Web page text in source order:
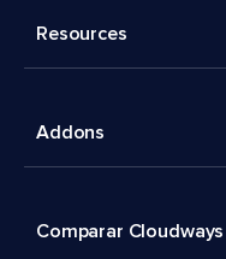
Resources
Addons
Comparar Cloudways